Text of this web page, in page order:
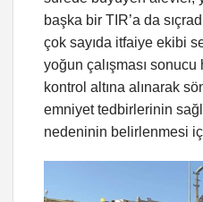
başka bir TIR’a da
çok sayıda itfaiye ekibi
yoğun çalışması sonucu
kontrol altına alınarak
emniyet tedbirlerinin
nedeninin belirlenmesi